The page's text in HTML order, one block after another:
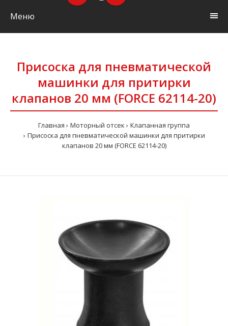
Меню
Присоска для пневматической
машинки для притирки
клапанов 20 мм (FORCE 62114-20)
Главная Моторный отсек
Клапанная группа
Присоска для пневматической машинки для притирки
клапанов 20 мм (FORCE 62114-20)